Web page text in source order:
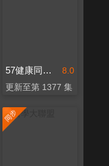
8.0
57健康同學會
更新至第 1377 集